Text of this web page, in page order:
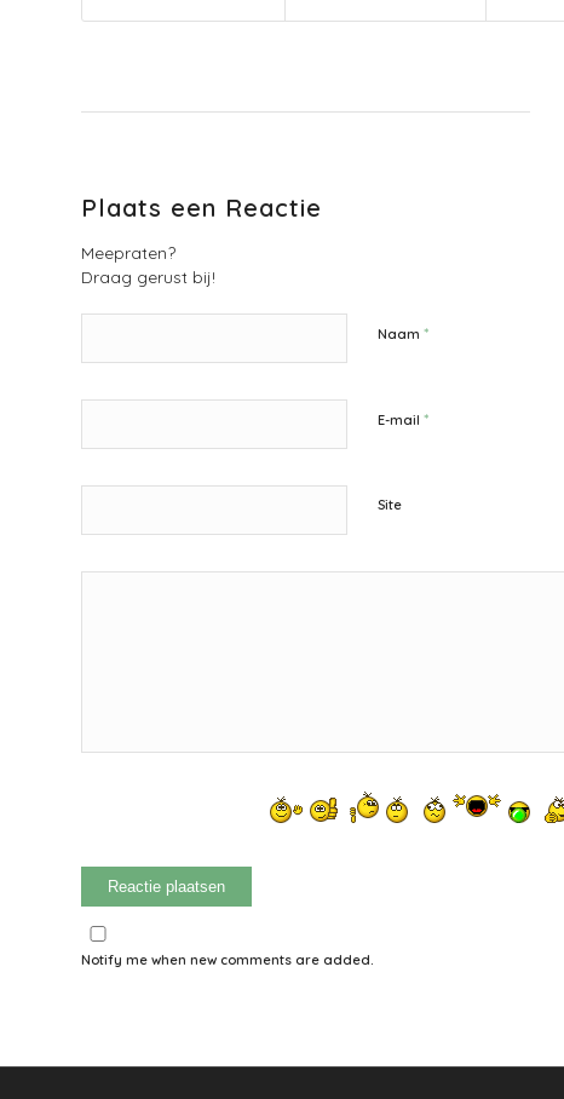
Plaats een Reactie
Meepraten?
Draag gerust bij!
Naam *
E-mail *
Site
Notify me when new comments are added.